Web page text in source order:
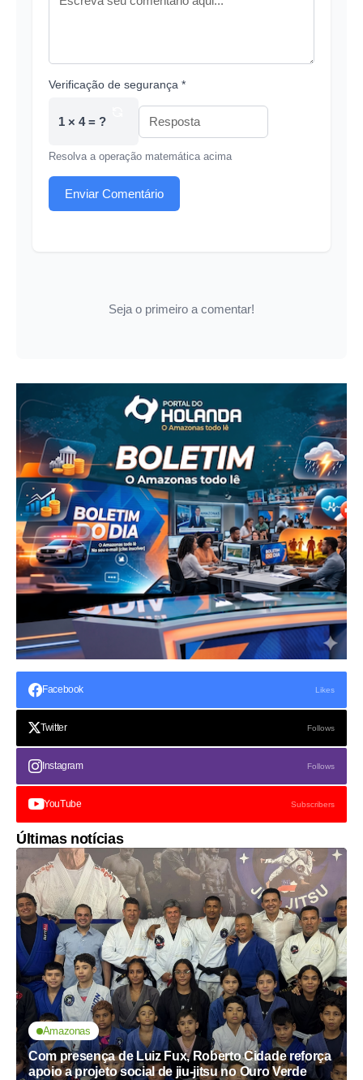
Verificação de segurança *
1 × 4 = ?
Resolva a operação matemática acima
Enviar Comentário
Seja o primeiro a comentar!
Facebook Likes
Twitter Follows
Instagram Follows
YouTube Subscribers
Últimas notícias
Amazonas
Com presença de Luiz Fux, Roberto Cidade reforça
apoio a projeto social de jiu-jitsu no Ouro Verde